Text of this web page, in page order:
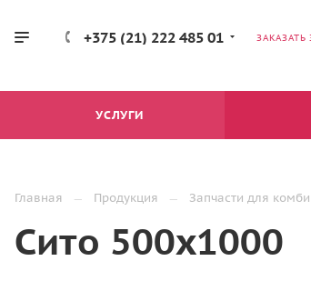
+375 (21) 222 485 01 ЗАКАЗАТЬ
УСЛУГИ
Главная Продукция Запчасти для
Сито 500х1000